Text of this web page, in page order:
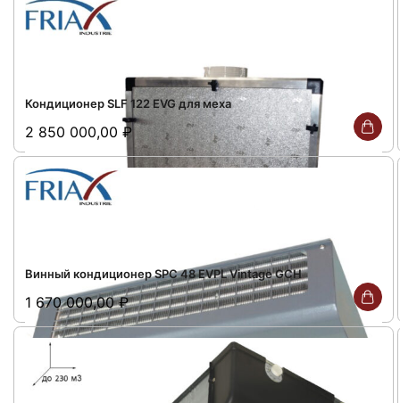
Кондиционер SLF 122 EVG для меха
2 850 000,00 ₽
Винный кондиционер SPC 48 EVPL Vintage GCH
1 670 000,00₽